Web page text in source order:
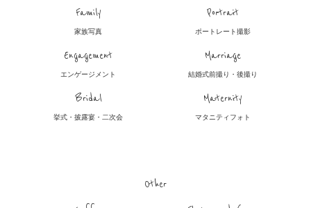
Family
家族写真
Portrait
ポートレート撮影
Engagement
エンゲージメント
Marriage
結婚式前撮り・後撮り
Bridal
挙式・披露宴・二次会
Maternity
マタニティフォト
Other